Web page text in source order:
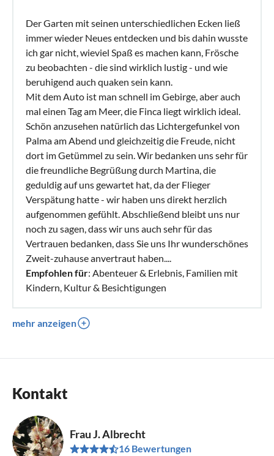
Der Garten mit seinen unterschiedlichen Ecken ließ
immer wieder Neues entdecken und bis dahin wusste
ich gar nicht, wieviel Spaß es machen kann, Frösche
zu beobachten - die sind wirklich lustig - und wie
beruhigend auch quaken sein kann.
Mit dem Auto ist man schnell im Gebirge, aber auch
mal einen Tag am Meer, die Finca liegt wirklich ideal.
Schön anzusehen natürlich das Lichtergefunkel von
Palma am Abend und gleichzeitig die Freude, nicht
dort im Getümmel zu sein. Wir bedanken uns sehr für
die freundliche Begrüßung durch Martina, die
geduldig auf uns gewartet hat, da der Flieger
Verspätung hatte - wir haben uns direkt herzlich
aufgenommen gefühlt. Abschließend bleibt uns nur
noch zu sagen, dass wir uns auch sehr für das
Vertrauen bedanken, dass Sie uns Ihr wunderschönes
Zweit-zuhause anvertraut haben....
Empfohlen für: Abenteuer & Erlebnis, Familien mit
Kindern, Kultur & Besichtigungen
mehr anzeigen
Kontakt
Frau J. Albrecht
16 Bewertungen